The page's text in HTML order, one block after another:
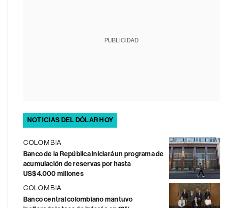
PUBLICIDAD
NOTICIAS DEL DÓLAR HOY
COLOMBIA
Banco de la República iniciará un programa de
acumulación de reservas por hasta
US$4.000 millones
COLOMBIA
Banco central colombiano mantuvo